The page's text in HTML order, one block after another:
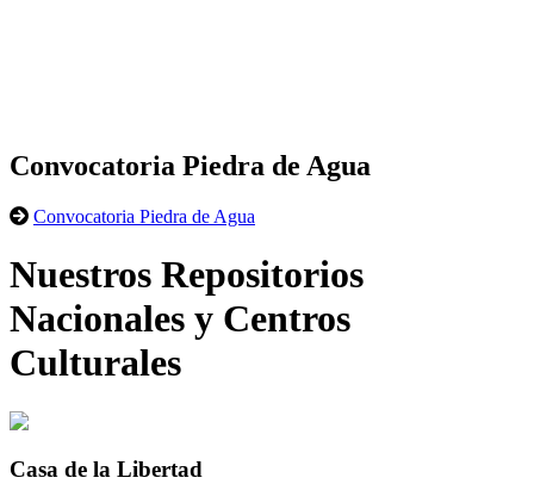
Convocatoria Piedra de Agua
Convocatoria Piedra de Agua
Nuestros Repositorios
Nacionales y Centros
Culturales
Casa de la Libertad